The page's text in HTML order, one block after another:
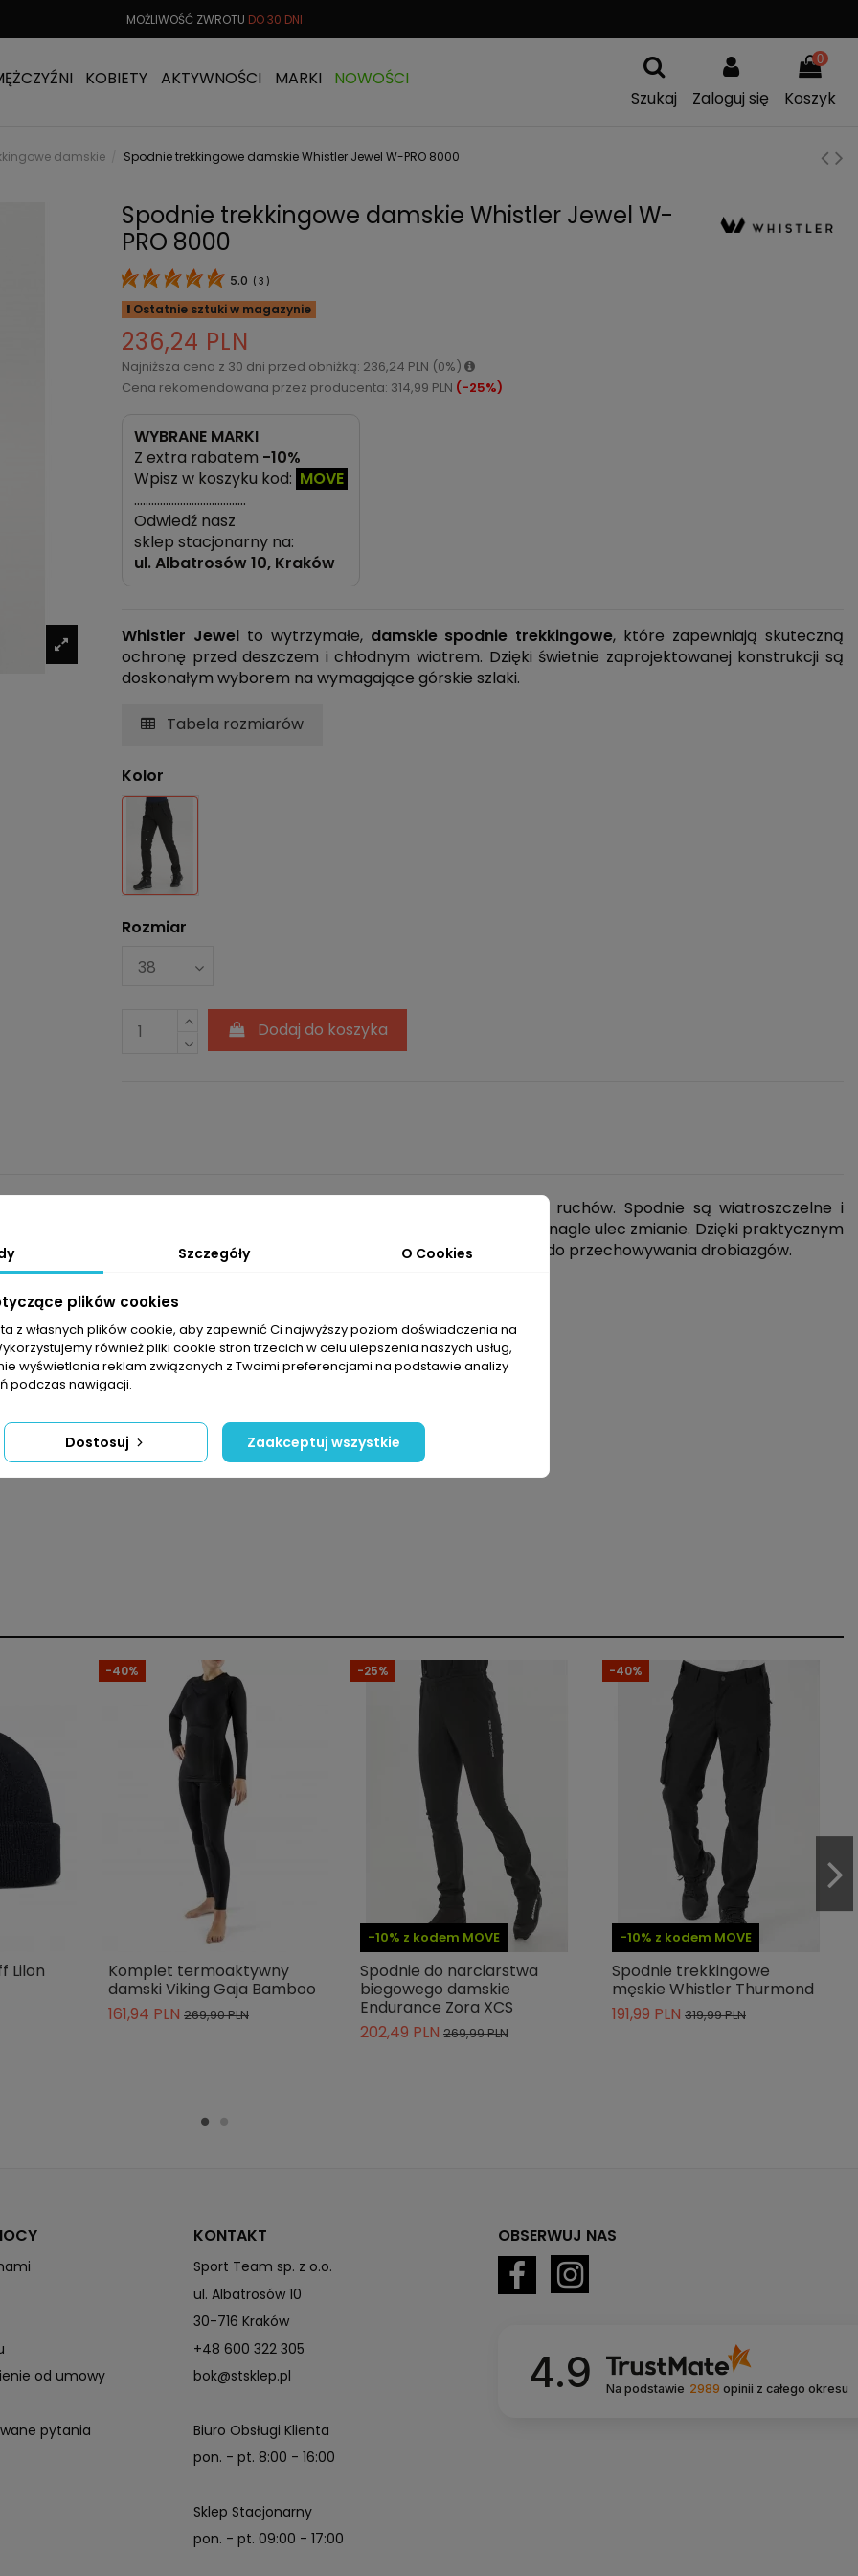
MOŻLIWOŚĆ ZWROTU DO 30 DNI
KOBIETY AKTYWNOŚCI MARKI
NOWOŚCI
Szukaj
Zaloguj się
0
Koszyk
damskie Spodnie trekkingowe damskie Whistler Jewel W-PRO 8000
Spodnie trekkingowe damskie Whistler Jewel W-
PRO 8000
5.0 ( 3 )
Ostatnie sztuki w magazynie
236,24 PLN
Najniższa cena z 30 dni przed obniżką: 236,24 PLN (0%)
Cena rekomendowana przez producenta: 314,99 PLN (-25%)
WYBRANE MARKI
Z extra rabatem -10%
Wpisz w koszyku kod: MOVE
…………………………………
Odwiedź nasz
sklep stacjonarny na:
ul.Albatrosów 10, Kraków
Whistler Jewelto wytrzymałe, damskie spodnie trekkingowe, które zapewniają skuteczną
ochronę przed deszczem i chłodnym wiatrem. Dzięki świetnie zaprojektowanej konstrukcji są
doskonałym wyborem na wymagające górskie szlaki.
Tabela rozmiarów
Kolor
Czarny
Rozmiar
Dodaj do koszyka
dla aktywnego stylu życia - zapewniają komfort i swobodę ruchów. Spodnie są wiatroszczelne i
dobrze sprawdzają się w górskich warunkach, w których pogoda może nagle ulec zmianie. Dzięki praktycznym
Praktyczne kieszenie na zamkiem błyskawicznym przydają się do przechowywania drobiazgów.
Poliester
Długa
Wiatroszczelność
Wodoodporność
Z kieszeniami
Nie
Tak
Lilon
-40%
Komplet termoaktywny
damski Viking Gaja Bamboo
161,94 PLN 269,90 PLN
-10% z kodem MOVE
-25%
Spodnie do narciarstwa
biegowego damskie
Endurance Zora XCS
202,49 PLN 269,99 PLN
-10% z kodem MOVE
-40%
Spodnie trekkingowe
męskie Whistler Thurmond
191,99 PLN 319,99 PLN
od umowy
pytania
KONTAKT
Sport Team sp. z o.o.
ul. Albatrosów 10
30-716 Kraków
+48 600 322 305
bok@stsklep.pl
Biuro Obsługi Klienta
pon. - pt. 8:00 - 16:00
Sklep Stacjonarny
pon. - pt. 09:00 - 17:00
Szczegóły O Cookies
plików cookies
z własnych plików cookie, aby zapewnić Ci najwyższy poziom doświadczenia na
również pliki cookie stron trzecich w celu ulepszenia naszych usług,
wyświetlania reklam związanych z Twoimi preferencjami na podstawie analizy
podczas nawigacji.
Dostosuj Zaakceptuj wszystkie
OBSERWUJ NAS
4.9 Na podstawie 2989 opinii z całego okresu